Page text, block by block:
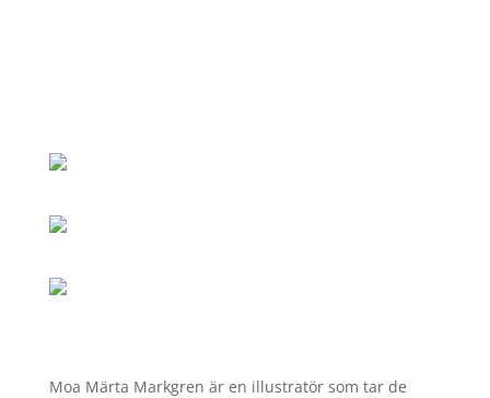
Moa Märta Markgren är en illustratör som tar de